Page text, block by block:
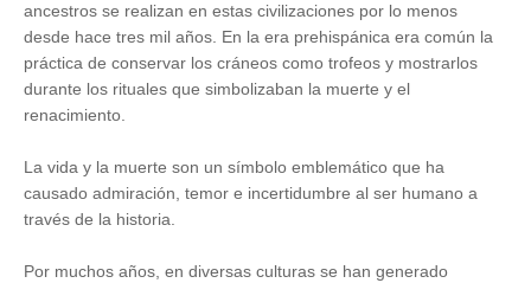
ancestros se realizan en estas civilizaciones por lo menos
desde hace tres mil años. En la era prehispánica era común la
práctica de conservar los cráneos como trofeos y mostrarlos
durante los rituales que simbolizaban la muerte y el
renacimiento.
La vida y la muerte son un símbolo emblemático que ha
causado admiración, temor e incertidumbre al ser humano a
través de la historia.
Por muchos años, en diversas culturas se han generado